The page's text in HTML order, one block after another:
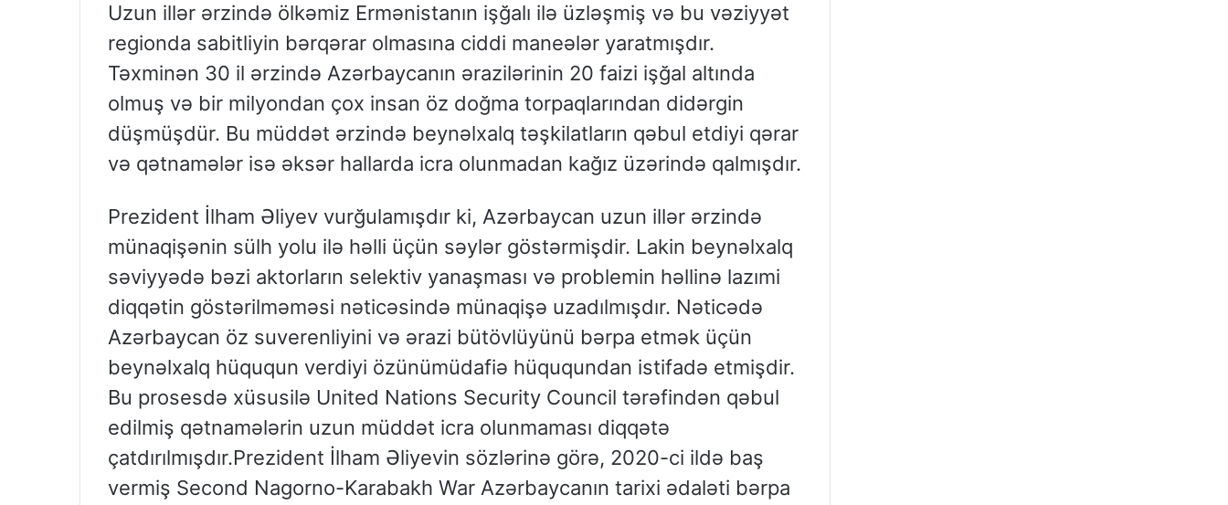
Uzun illər ərzində ölkəmiz Ermənistanın işğalı ilə üzləşmiş və bu vəziyyət
regionda sabitliyin bərqərar olmasına ciddi maneələr yaratmışdır.
Təxminən 30 il ərzində Azərbaycanın ərazilərinin 20 faizi işğal altında
olmuş və bir milyondan çox insan öz doğma torpaqlarından didərgin
düşmüşdür. Bu müddət ərzində beynəlxalq təşkilatların qəbul etdiyi qərar
və qətnamələr isə əksər hallarda icra olunmadan kağız üzərində qalmışdır.
Prezident İlham Əliyev vurğulamışdır ki, Azərbaycan uzun illər ərzində
münaqişənin sülh yolu ilə həlli üçün səylər göstərmişdir. Lakin beynəlxalq
səviyyədə bəzi aktorların selektiv yanaşması və problemin həllinə lazımi
diqqətin göstərilməməsi nəticəsində münaqişə uzadılmışdır. Nəticədə
Azərbaycan öz suverenliyini və ərazi bütövlüyünü bərpa etmək üçün
beynəlxalq hüququn verdiyi özünümüdafiə hüququndan istifadə etmişdir.
Bu prosesdə xüsusilə United Nations Security Council tərəfindən qəbul
edilmiş qətnamələrin uzun müddət icra olunmaması diqqətə
çatdırılmışdır.Prezident İlham Əliyevin sözlərinə görə, 2020-ci ildə baş
vermiş Second Nagorno-Karabakh War Azərbaycanın tarixi ədaləti bərpa